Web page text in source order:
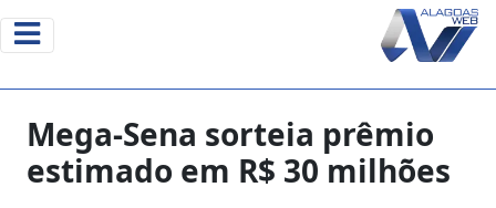
Mega-Sena sorteia prêmio
estimado em R$ 30 milhões